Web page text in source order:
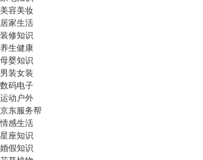
美容美妆
居家生活
装修知识
养生健康
母婴知识
男装女装
数码电子
运动户外
京东服务帮
情感生活
星座知识
婚假知识